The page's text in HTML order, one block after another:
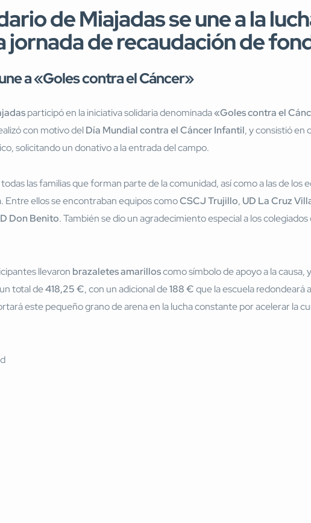
de Miajadas se une a la
jornada de recaudación de
a «Goles contra el Cáncer»
participó en la iniciativa solidaria denominada«Goles contra el
con motivo delDía Mundial contra el Cáncer Infantil, y consistió en
solicitando un donativo a la entrada del campo.
las familias que forman parte de la comunidad, así como a las de los
Entre ellos se encontraban equipos comoCSCJ Trujillo, UD La Cruz
Don Benito. También se dio un agradecimiento especial a los
llevaron brazaletes amarilloscomo símbolo de apoyo a la causa,
total de418,25 €, con un adicional de188 €que la escuela redondeará a
este pequeño grano de arena en la lucha constante por acelerar la